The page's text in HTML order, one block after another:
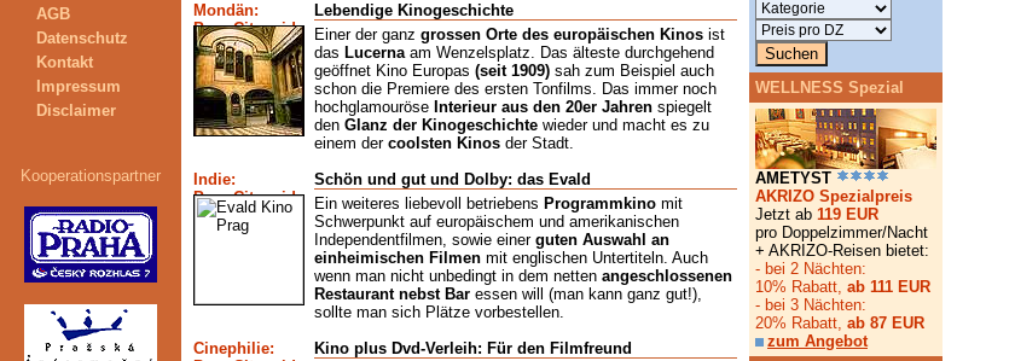
AGB
Datenschutz
Kontakt
Impressum
Disclaimer
Kooperationspartner
Mondän:
Lebendige Kinogeschichte
Einer der ganz grossen Orte des europäischen Kinos ist
das Lucerna am Wenzelsplatz. Das älteste durchgehend
geöffnet Kino Europas (seit 1909) sah zum Beispiel auch
schon die Premiere des ersten Tonfilms. Das immer noch
hochglamouröse Interieur aus den 20er Jahren spiegelt
den Glanz der Kinogeschichte wieder und macht es zu
einem der coolsten Kinos der Stadt.
Indie:
Schön und gut und Dolby: das Evald
Ein weiteres liebevoll betriebens Programmkino mit
Schwerpunkt auf europäischem und amerikanischen
Independentfilmen, sowie einer guten Auswahl an
einheimischen Filmen mit englischen Untertiteln. Auch
wenn man nicht unbedingt in dem netten angeschlossenen
Restaurant nebst Bar essen will (man kann ganz gut!),
sollte man sich Plätze vorbestellen.
Cinephilie:
Kino plus Dvd-Verleih: Für den Filmfreund
WELLNESS Spezial
AMETYST
AKRIZO Spezialpreis
Jetzt ab 119 EUR
pro Doppelzimmer/Nacht
+ AKRIZO-Reisen bietet:
- bei 2 Nächten:
10% Rabatt, ab 111 EUR
- bei 3 Nächten:
20% Rabatt, ab 87 EUR
zum Angebot